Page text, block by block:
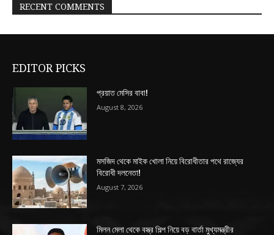
RECENT COMMENTS
EDITOR PICKS
প্রয়াত মেসির বাবা!
August 8, 2026
মসজিদ থেকে মাইক খোলা নিয়ে বিরোধীতার পথে রাজ্যের
বিরোধী দলনেতা!
August 7, 2026
মিলন মেলা থেকে বস্ত্র শিল্প নিয়ে বড় বার্তা মুখ্যমন্ত্রীর